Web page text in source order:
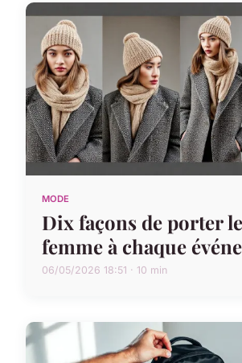
MODE
Dix façons de porter
femme à chaque
06/05/2026 18:51 · 10 min